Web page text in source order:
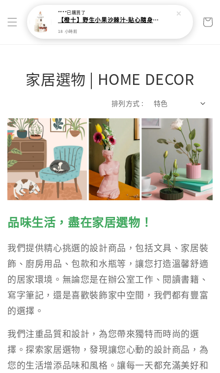
家居選物 | HOME DECOR
排列方式 :
品味生活，盡在家居選物！
我們提供精心挑選的設計商品，包括文具、家居裝
飾、廚房用品、包款和水瓶等，讓您打造溫馨舒適
的居家環境。無論您是在辦公室工作、閱讀書籍、
寫字筆記，還是喜歡裝飾家中空間，我們都有豐富
的選擇。
我們注重品質和設計，為您帶來獨特而時尚的選
擇。探索家居選物，發現讓您心動的設計商品，為
您的生活增添品味和風格。讓每一天都充滿美好和